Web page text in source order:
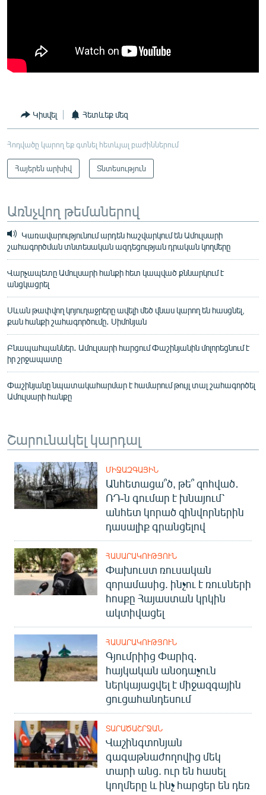
Կիսվել Հետևեք մեզ
Հոդվածը կարող եք գտնել հետևյալ բաժիններում
Հայերեն արխիվ Տնտեսություն
Առնչվող թեմաներով
Կառավարությունում արդեն հաշվարկում են Ամուլսարի
շահագործման տնտեսական ազդեցության դրական կողմերը
Վարչապետը Ամուլսարի հանքի հետ կապված քննարկում է
անցկացրել
Սևան թափվող կոյուղաջրերը ավելի մեծ վնաս կարող են հասցնել,
քան հանքի շահագործումը․ Սիմոնյան
Բնապահպաններ․ Ամուլսարի հարցում Փաշինյանին մոլորեցնում է
իր շրջապատը
Փաշինյանը նպատակահարմար է համարում թույլ տալ շահագործել
Ամուլսարի հանքը
Շարունակել կարդալ
ՄԻՋԱԶԳԱՅԻՆ
Անհետացա՞ծ, թե՞ զոհված․
ՌԴ-ն գումար է խնայում՝
անհետ կորած զինվորներին
դասալիք գրանցելով
ՀԱՍԱՐԱԿՈՒԹՅՈՒՆ
Փախուստ ռուսական
զորամասից. ինչու է ռուսների
հոսքը Հայաստան կրկին
ակտիվացել
ՀԱՍԱՐԱԿՈՒԹՅՈՒՆ
Գյումրիից Փարիզ․
հայկական անօդաչուն
ներկայացվել է միջազգային
ցուցահանդեսում
ՏԱՐԱԾԱՇՐՋԱՆ
Վաշինգտոնյան
գագաթնաժողովից մեկ
տարի անց. ուր են հասել
կողմերը և ինչ հարցեր են դեռ